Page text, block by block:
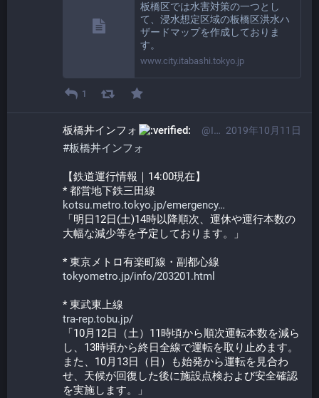
板橋区では水害対策の一つとし
て、浸水想定区域の板橋区洪水ハ
ザードマップを作成しておりま
す。
www.city.itabashi.tokyo.jp
1
2019年10月11日
板橋丼インフォ​ @Info@itabashi.0j0.jp
#板橋丼インフォ
【鉄道運行情報｜14:00現在】
* 都営地下鉄三田線
kotsu.metro.tokyo.jp/emergency
「明日12日(土)14時以降順次、運休や運行本数の
大幅な減少等を予定しております。」
* 東京メトロ有楽町線・副都心線
tokyometro.jp/info/203201.html
* 東武東上線
tra-rep.tobu.jp/
「10月12日（土）11時頃から順次運転本数を減ら
し、13時頃から終日全線で運転を取り止めます。
また、10月13日（日）も始発から運転を見合わ
せ、天候が回復した後に施設点検および安全確認
を実施します。」